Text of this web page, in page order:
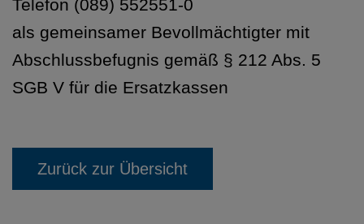
Telefon (089) 552551-0
als gemeinsamer Bevollmächtigter mit
Abschlussbefugnis gemäß § 212 Abs. 5
SGB V für die Ersatzkassen
Zurück zur Übersicht